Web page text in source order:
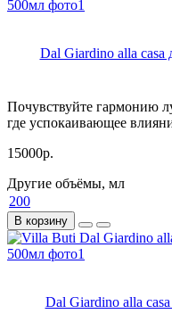
Dal Giardino alla
Почувствуйте гармонию
где успокаивающее
15000р.
Другие объёмы, мл
200
В корзину
Dal Giardino alla